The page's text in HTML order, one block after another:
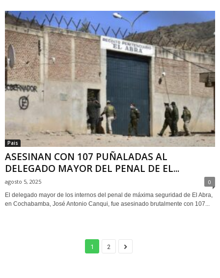
Pais
ASESINAN CON 107 PUÑALADAS AL
DELEGADO MAYOR DEL PENAL DE EL...
agosto 5, 2025 0
El delegado mayor de los internos del penal de máxima seguridad de El Abra,
en Cochabamba, José Antonio Canqui, fue asesinado brutalmente con 107...
1 2